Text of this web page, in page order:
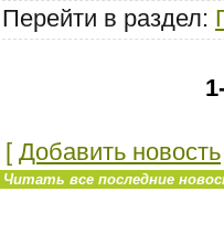
Перейти в раздел:
[ Добавить новость
Читать все последние